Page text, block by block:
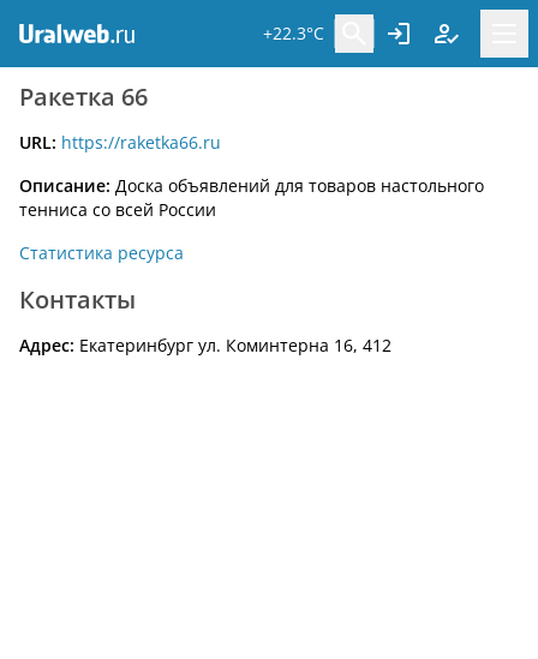
+22.3°C
Ракетка 66
URL: https://raketka66.ru
Описание: Доска объявлений для товаров настольного
тенниса со всей России
Статистика ресурса
Контакты
Адрес: Екатеринбург ул. Коминтерна 16, 412